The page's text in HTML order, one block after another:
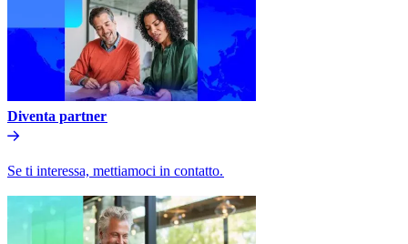
Diventa partner​​
Se ti interessa, mettiamoci in contatto.​​